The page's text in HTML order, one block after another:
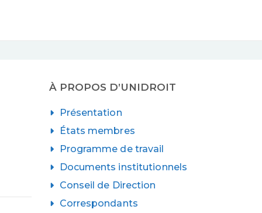
À PROPOS D’UNIDROIT
Présentation
États membres
Programme de travail
Documents institutionnels
Conseil de Direction
Correspondants